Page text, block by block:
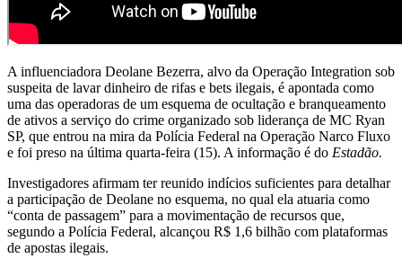
A influenciadora Deolane Bezerra, alvo da Operação Integration sob
suspeita de lavar dinheiro de rifas e bets ilegais, é apontada como
uma das operadoras de um esquema de ocultação e branqueamento
de ativos a serviço do crime organizado sob liderança de MC Ryan
SP, que entrou na mira da Polícia Federal na Operação Narco Fluxo
e foi preso na última quarta-feira (15). A informação é do Estadão.
Investigadores afirmam ter reunido indícios suficientes para detalhar
a participação de Deolane no esquema, no qual ela atuaria como
“conta de passagem” para a movimentação de recursos que,
segundo a Polícia Federal, alcançou R$ 1,6 bilhão com plataformas
de apostas ilegais.